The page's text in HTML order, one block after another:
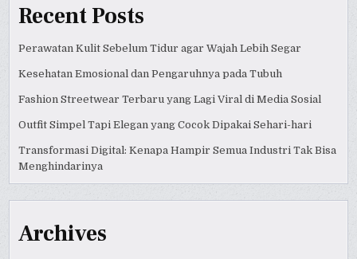
Recent Posts
Perawatan Kulit Sebelum Tidur agar Wajah Lebih Segar
Kesehatan Emosional dan Pengaruhnya pada Tubuh
Fashion Streetwear Terbaru yang Lagi Viral di Media Sosial
Outfit Simpel Tapi Elegan yang Cocok Dipakai Sehari-hari
Transformasi Digital: Kenapa Hampir Semua Industri Tak Bisa
Menghindarinya
Archives